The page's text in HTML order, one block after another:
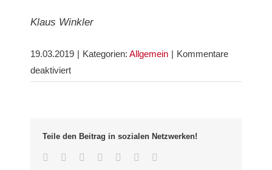
Klaus Winkler
19.03.2019 | Kategorien: Allgemein | Kommentare
deaktiviertfür
zwei:
Der
Teile den Beitrag in sozialen Netzwerken!
Facebook
TwitterLinkedInWhatsappGoogle+Pinterest